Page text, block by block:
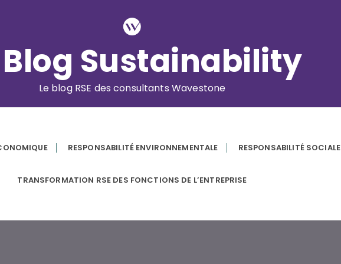
Blog Sustainability
Le blog RSE des consultants Wavestone
RESPONSABILITÉ ENVIRONNEMENTALE RESPONSABILITÉ SOCIALE
TRANSFORMATION RSE DES FONCTIONS DE L’ENTREPRISE